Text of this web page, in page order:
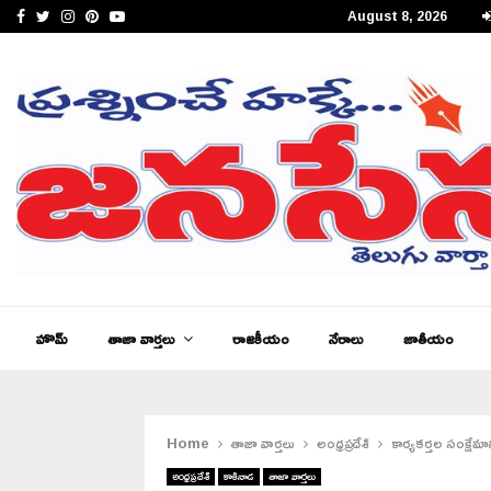
Facebook
Twitter
Instagram
Pinterest
Youtube August 8, 2026
జనసేన తెలుగు న్యూస్ ఆంధ్రప్రదేశ్ ఈ – పేపర్,…
హొమ్ తాజా వార్తలు రాజకీయం నేరాలు జాతీయం
Home తాజా వార్తలు అంధ్రప్రదేశ్ కార్యకర్తల
అంధ్రప్రదేశ్ కాకినాడ తాజా వార్తలు